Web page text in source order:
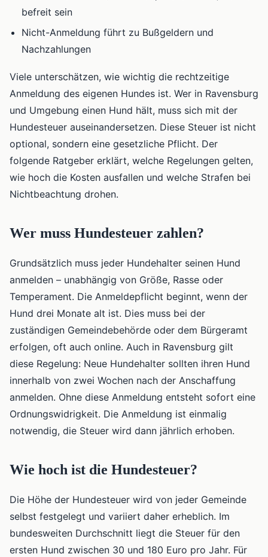
befreit sein
Nicht-Anmeldung führt zu Bußgeldern und
Nachzahlungen
Viele unterschätzen, wie wichtig die rechtzeitige
Anmeldung des eigenen Hundes ist. Wer in Ravensburg
und Umgebung einen Hund hält, muss sich mit der
Hundesteuer auseinandersetzen. Diese Steuer ist nicht
optional, sondern eine gesetzliche Pflicht. Der
folgende Ratgeber erklärt, welche Regelungen gelten,
wie hoch die Kosten ausfallen und welche Strafen bei
Nichtbeachtung drohen.
Wer muss Hundesteuer zahlen?
Grundsätzlich muss jeder Hundehalter seinen Hund
anmelden – unabhängig von Größe, Rasse oder
Temperament. Die Anmeldepflicht beginnt, wenn der
Hund drei Monate alt ist. Dies muss bei der
zuständigen Gemeindebehörde oder dem Bürgeramt
erfolgen, oft auch online. Auch in Ravensburg gilt
diese Regelung: Neue Hundehalter sollten ihren Hund
innerhalb von zwei Wochen nach der Anschaffung
anmelden. Ohne diese Anmeldung entsteht sofort eine
Ordnungswidrigkeit. Die Anmeldung ist einmalig
notwendig, die Steuer wird dann jährlich erhoben.
Wie hoch ist die Hundesteuer?
Die Höhe der Hundesteuer wird von jeder Gemeinde
selbst festgelegt und variiert daher erheblich. Im
bundesweiten Durchschnitt liegt die Steuer für den
ersten Hund zwischen 30 und 180 Euro pro Jahr. Für